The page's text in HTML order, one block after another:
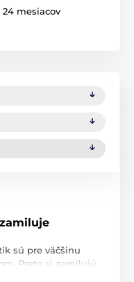
24 mesiacov
sú pre väčšinu
Preto si zamilujú